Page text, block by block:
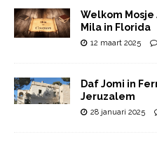
Welkom
Mila in Florida
12 maart 2025
Daf Jomi in
Jeruzalem
28 januari 2025